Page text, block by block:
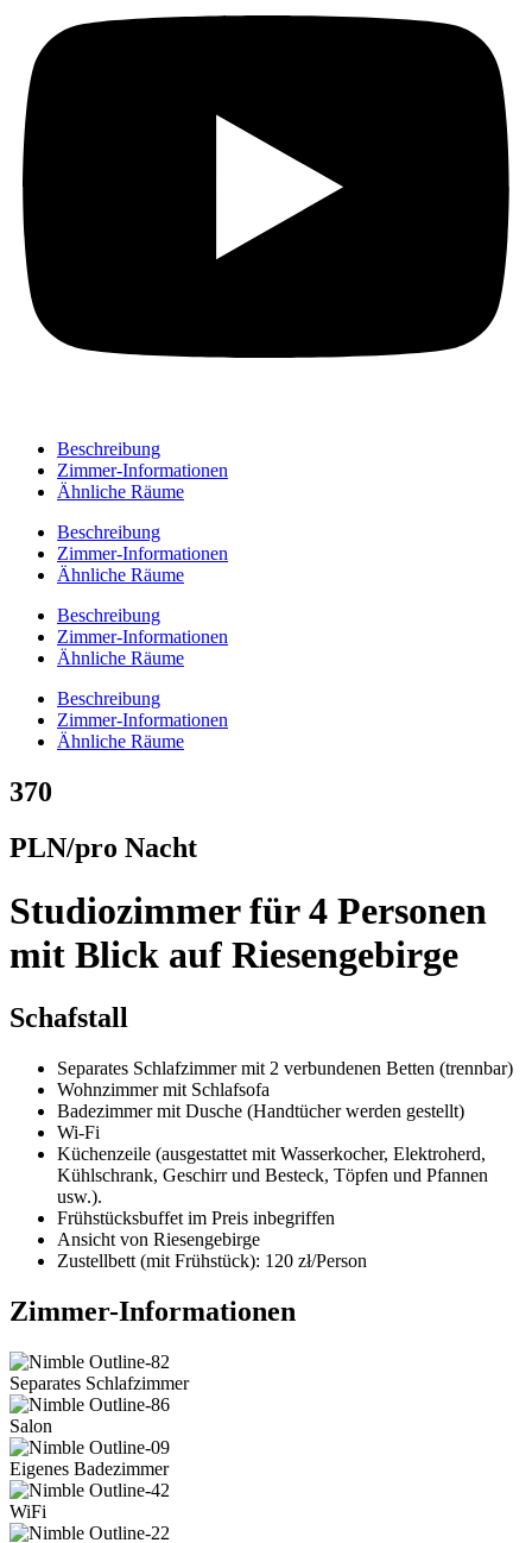
Beschreibung
Zimmer-Informationen
Ähnliche Räume
Beschreibung
Zimmer-Informationen
Ähnliche Räume
Beschreibung
Zimmer-Informationen
Ähnliche Räume
Beschreibung
Zimmer-Informationen
Ähnliche Räume
370
PLN/pro Nacht
Studiozimmer für 4 Personen
mit Blick auf Riesengebirge
Schafstall
Separates Schlafzimmer mit 2 verbundenen Betten (trennbar)
Wohnzimmer mit Schlafsofa
Badezimmer mit Dusche (Handtücher werden gestellt)
Wi-Fi
Küchenzeile (ausgestattet mit Wasserkocher, Elektroherd,
Kühlschrank, Geschirr und Besteck, Töpfen und Pfannen
usw.).
Frühstücksbuffet im Preis inbegriffen
Ansicht von Riesengebirge
Zustellbett (mit Frühstück): 120 zł/Person
Zimmer-Informationen
Separates Schlafzimmer
Salon
Eigenes Badezimmer
WiFi